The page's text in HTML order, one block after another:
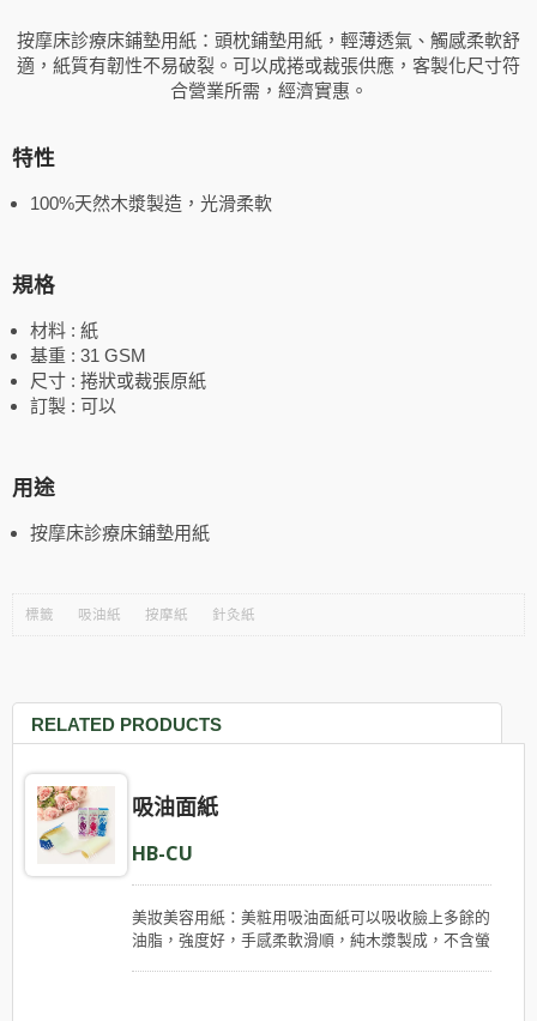
按摩床診療床鋪墊用紙：頭枕鋪墊用紙，輕薄透氣、觸感柔軟舒
適，紙質有韌性不易破裂。可以成捲或裁張供應，客製化尺寸符
合營業所需，經濟實惠。
特性
100%天然木漿製造，光滑柔軟
規格
材料 : 紙
基重 : 31 GSM
尺寸 : 捲狀或裁張原紙
訂製 : 可以
用途
按摩床診療床鋪墊用紙
標籤 吸油紙 按摩紙 針灸紙
RELATED PRODUCTS
吸油面紙
HB-CU
美妝美容用紙：美粧用吸油面紙可以吸收臉上多餘的
油脂，強度好，手感柔軟滑順，純木漿製成，不含螢